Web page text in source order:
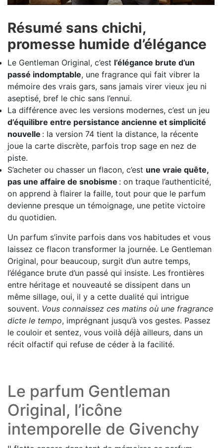
Résumé sans chichi,
promesse humide d’élégance
Le Gentleman Original, c’est l’élégance brute d’un
passé indomptable, une fragrance qui fait vibrer la
mémoire des vrais gars, sans jamais virer vieux jeu ni
aseptisé, bref le chic sans l’ennui.
La différence avec les versions modernes, c’est un jeu
d’équilibre entre persistance ancienne et simplicité
nouvelle : la version 74 tient la distance, la récente
joue la carte discrète, parfois trop sage en nez de
piste.
S’acheter ou chasser un flacon, c’est une vraie quête,
pas une affaire de snobisme : on traque l’authenticité,
on apprend à flairer la faille, tout pour que le parfum
devienne presque un témoignage, une petite victoire
du quotidien.
Un parfum s’invite parfois dans vos habitudes et vous
laissez ce flacon transformer la journée. Le Gentleman
Original, pour beaucoup, surgit d’un autre temps,
l’élégance brute d’un passé qui insiste. Les frontières
entre héritage et nouveauté se dissipent dans un
même sillage, oui, il y a cette dualité qui intrigue
souvent. Vous connaissez ces matins où une fragrance
dicte le tempo, imprégnant jusqu’à vos gestes. Passez
le couloir et sentez, vous voilà déjà ailleurs, dans un
récit olfactif qui refuse de céder à la facilité.
Le parfum Gentleman
Original, l’icône
intemporelle de Givenchy